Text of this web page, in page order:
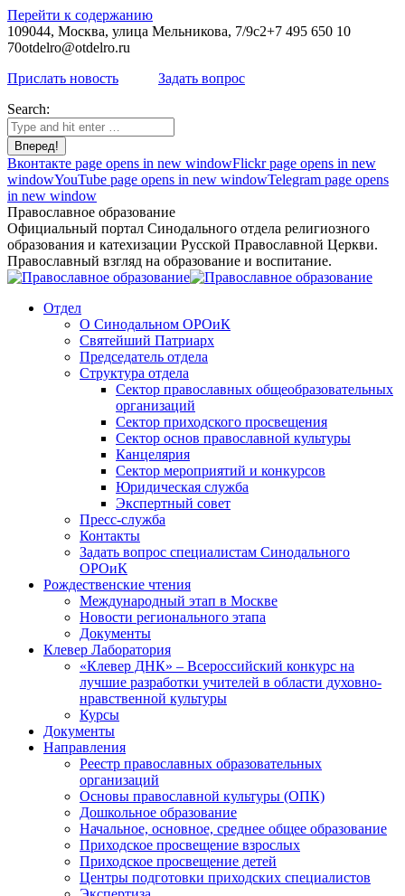
Перейти к содержанию
109044, Москва, улица Мельникова, 7/9с2+7 495 650 10
70otdelro@otdelro.ru
Прислать новость
Задать вопрос
Search:
Вконтакте page opens in new windowFlickr page opens in new
windowYouTube page opens in new windowTelegram page opens
in new window
Православное образование
Официальный портал Синодального отдела религиозного
образования и катехизации Русской Православной Церкви.
Православный взгляд на образование и воспитание.
Отдел
О Синодальном ОРОиК
Святейший Патриарх
Председатель отдела
Структура отдела
Сектор православных общеобразовательных
организаций
Сектор приходского просвещения
Сектор основ православной культуры
Канцелярия
Сектор мероприятий и конкурсов
Юридическая служба
Экспертный совет
Пресс-служба
Контакты
Задать вопрос специалистам Синодального
ОРОиК
Рождественские чтения
Международный этап в Москве
Новости регионального этапа
Документы
Клевер Лаборатория
«Клевер ДНК» – Всероссийский конкурс на
лучшие разработки учителей в области духовно-
нравственной культуры
Курсы
Документы
Направления
Реестр православных образовательных
организаций
Основы православной культуры (ОПК)
Дошкольное образование
Начальное, основное, среднее общее образование
Приходское просвещение взрослых
Приходское просвещение детей
Центры подготовки приходских специалистов